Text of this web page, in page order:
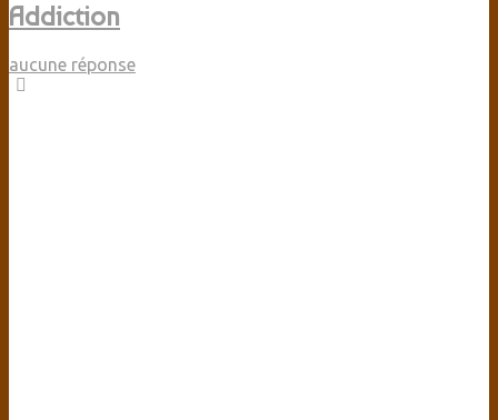
Addiction
aucune réponse